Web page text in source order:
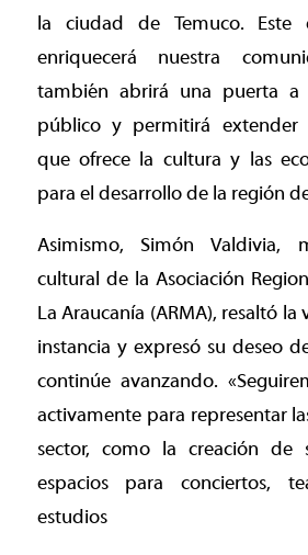
la ciudad de Temuco. Este
enriquecerá nuestra
también abrirá una puerta
público y permitirá extender
que ofrece la cultura y las
para el desarrollo de la región
Asimismo, Simón Valdivia,
cultural de la Asociación
La Araucanía (ARMA), resaltó la
instancia y expresó su deseo
continúe avanzando.
activamente para representar
sector, como la creación de
espacios para conciertos,
estudios